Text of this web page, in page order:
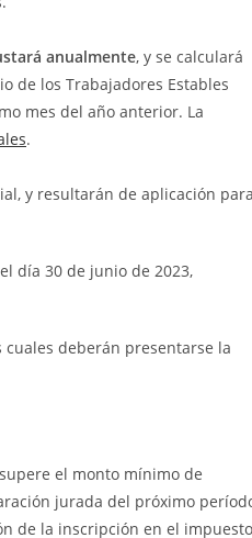
anualmente, y se calculará
de los Trabajadores Estables
mes del año anterior. La
.
y resultarán de aplicación
día 30 de junio de 2023,
deberán presentarse la
el monto mínimo de
jurada del próximo
de la inscripción en el